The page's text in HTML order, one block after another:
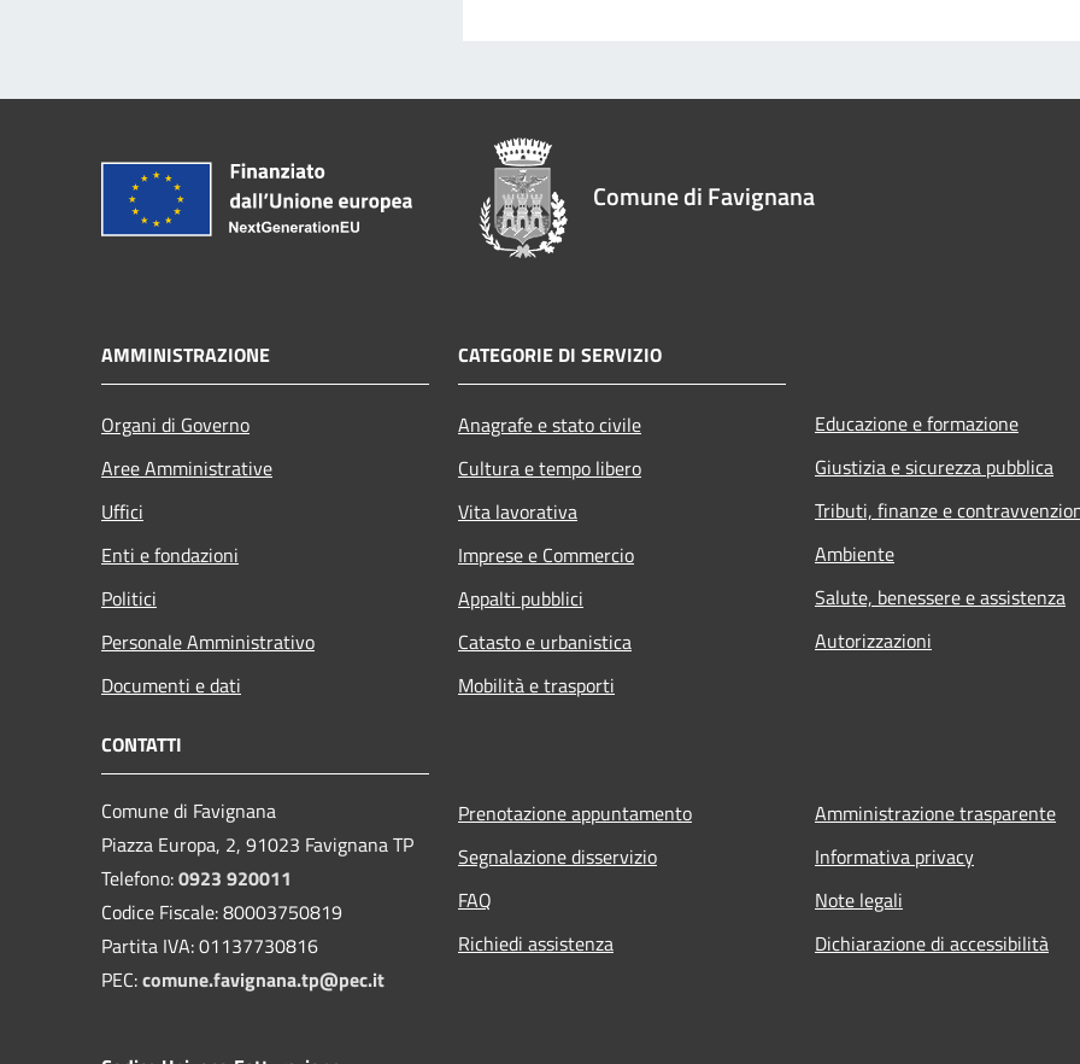
Comune di Favignana
AMMINISTRAZIONE
Organi di Governo
Aree Amministrative
Uffici
Enti e fondazioni
Politici
Personale Amministrativo
Documenti e dati
CATEGORIE DI SERVIZIO
Anagrafe e stato civile
Cultura e tempo libero
Vita lavorativa
Imprese e Commercio
Appalti pubblici
Catasto e urbanistica
Mobilità e trasporti
Educazione e formazione
Giustizia e sicurezza pubblica
Tributi, finanze e
Ambiente
Salute, benessere e assistenza
Autorizzazioni
CONTATTI
Comune di Favignana
Piazza Europa, 2, 91023 Favignana TP
Telefono:0923 920011
Codice Fiscale: 80003750819
Partita IVA: 01137730816
PEC:comune.favignana.tp@pec.it
Prenotazione appuntamento
Segnalazione disservizio
FAQ
Richiedi assistenza
Amministrazione trasparente
Informativa privacy
Note legali
Dichiarazione di accessibilità